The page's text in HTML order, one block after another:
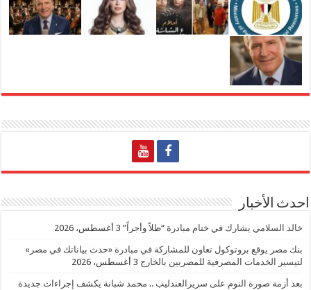
احدث الأخبار
خالد السلامي يشارك في ختام مبادرة “ظلاً وأجراً” 3 أغسطس، 2026
بنك مصر يوقع بروتوكول تعاون للمشاركة في مبادرة «حدث بياناتك في مصر»
لتيسير الخدمات المصرفية للمصريين بالخارج 3 أغسطس، 2026
بعد أزمة صورة النوم على سريرالعندليب .. محمد شبانة يكشف إجراءات جديدة